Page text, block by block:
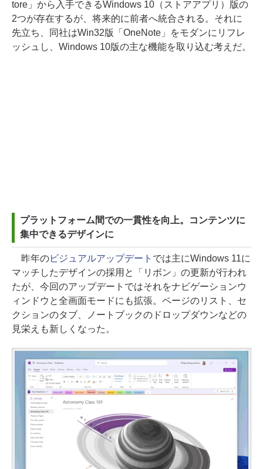
tore」から入手できるWindows 10（ストアアプリ）版の
2つが存在するが、将来的に前者へ統合される。それに
先立ち、同社はWin32版「OneNote」をモダンにリフレ
ッシュし、Windows 10版の主な機能を取り込む考えだ。
プラットフォーム間での一貫性を向上。コンテンツに
集中できるデザインに
昨年のビジュアルアップデート では主にWindows 11に
マッチしたデザインの採用と「リボン」の更新が行われ
たが、今回のアップデートではそれをナビゲーションウ
ィンドウと全画面モードにも拡張。ページのリスト、セ
クションのタブ、ノートブックのドロップダウンなどの
見栄えも新しくなった。